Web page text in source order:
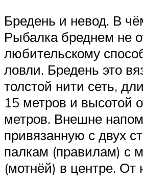
Бредень и невод. В
Рыбалка бреднем не
любительскому
ловли. Бредень это
толстой нити сеть,
15 метров и высотой
метров. Внешне
привязанную с двух
палкам (правилам) с
(мотнёй) в центре. От